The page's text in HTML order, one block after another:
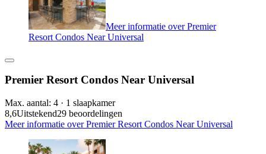
Meer informatie over Premier
Resort Condos Near Universal
Premier Resort Condos Near Universal
Max. aantal: 4 · 1 slaapkamer
8,6Uitstekend29 beoordelingen
Meer informatie over Premier Resort Condos Near Universal